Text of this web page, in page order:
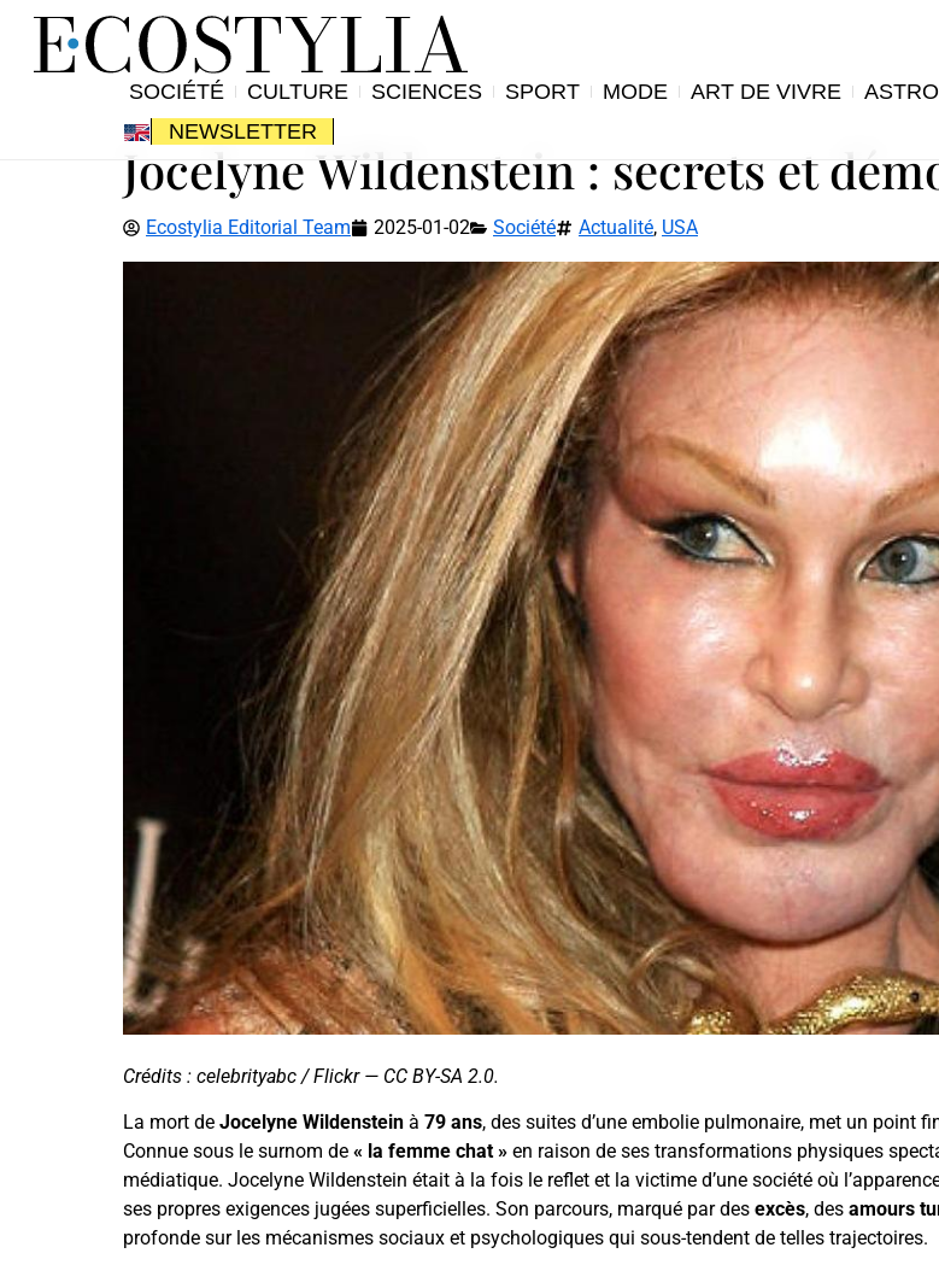
SOCIÉTÉ CULTURE SCIENCES SPORT MODE ART DE VIVRE ASTRO
NEWSLETTER
Jocelyne Wildenstein : secrets et
Ecostylia Editorial Team 2025-01-02 Société Actualité, USA
Crédits : celebrityabc / Flickr — CC BY-SA 2.0.
La mort de Jocelyne Wildenstein à 79 ans, des suites d’une embolie pulmonaire, met un point
Connue sous le surnom de « la femme chat » en raison de ses transformations physiques
médiatique. Jocelyne Wildenstein était à la fois le reflet et la victime d’une société où
ses propres exigences jugées superficielles. Son parcours, marqué par des excès, des amours
profonde sur les mécanismes sociaux et psychologiques qui sous-tendent de telles trajectoires.